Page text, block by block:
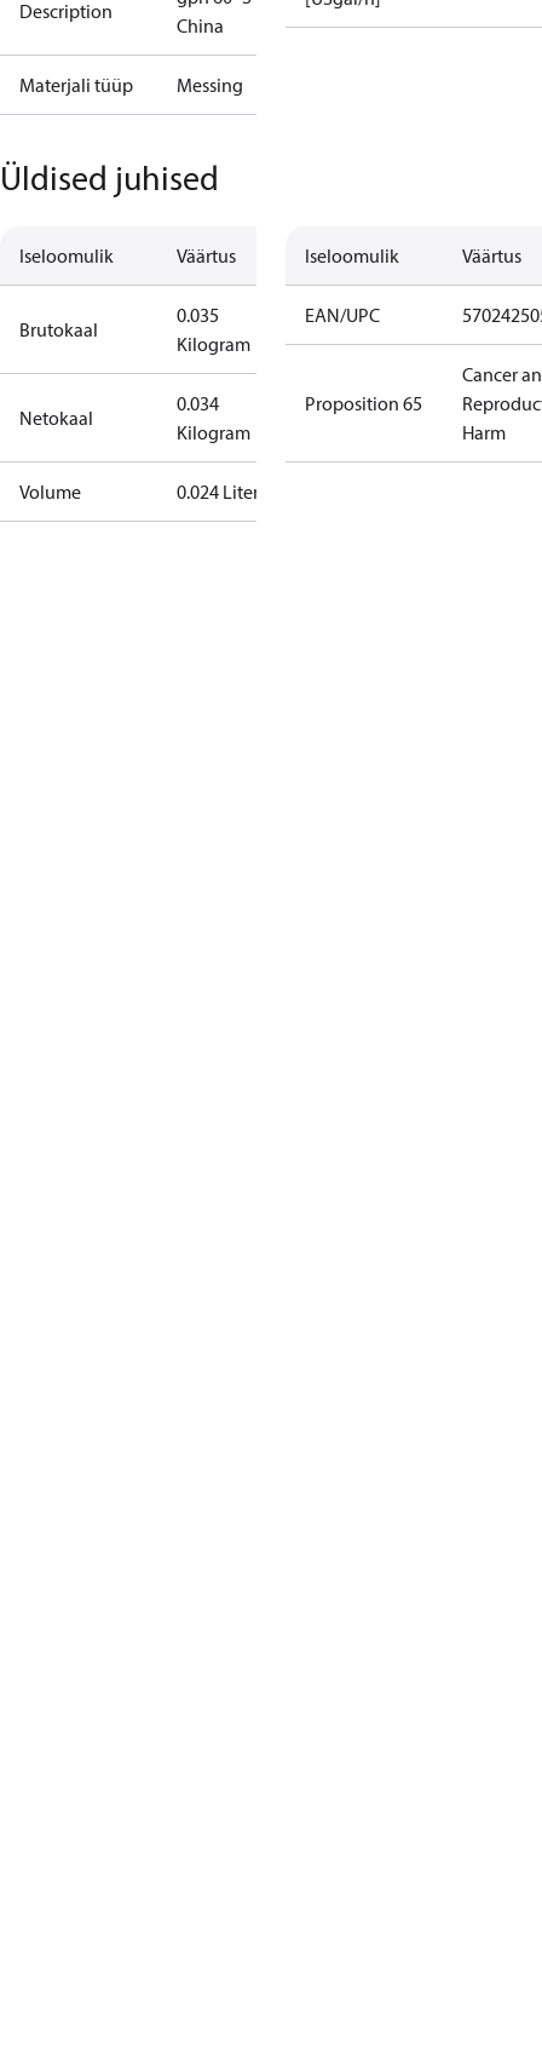
Description
China
Materjali tüüp Messing
Üldised juhised
Iseloomulik Väärtus
Brutokaal
0.035
Kilogram
Netokaal
0.034
Kilogram
Volume 0.024 Liter
Iseloomulik Väärtus
EAN/UPC
Proposition 65
Cancer
Harm